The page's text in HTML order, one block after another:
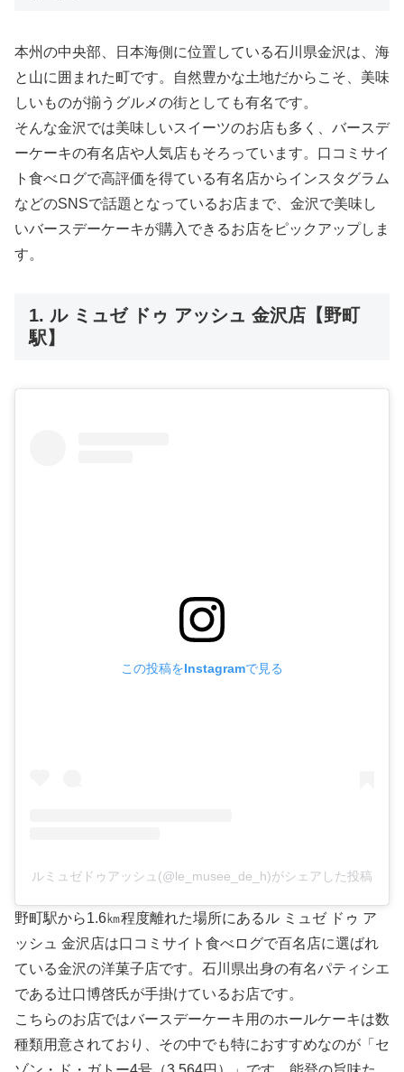
本州の中央部、日本海側に位置している石川県金沢は、海
と山に囲まれた町です。自然豊かな土地だからこそ、美味
しいものが揃うグルメの街としても有名です。
そんな金沢では美味しいスイーツのお店も多く、バースデ
ーケーキの有名店や人気店もそろっています。口コミサイ
ト食べログで高評価を得ている有名店からインスタグラム
などのSNSで話題となっているお店まで、金沢で美味し
いバースデーケーキが購入できるお店をピックアップしま
す。
1. ル ミュゼ ドゥ アッシュ 金沢店【野町
駅】
この投稿をInstagramで見る
ルミュゼドゥアッシュ(@le_musee_de_h)がシェアした投稿
野町駅から1.6㎞程度離れた場所にあるル ミュゼ ドゥ ア
ッシュ 金沢店は口コミサイト食べログで百名店に選ばれ
ている金沢の洋菓子店です。石川県出身の有名パティシエ
である辻口博啓氏が手掛けているお店です。
こちらのお店ではバースデーケーキ用のホールケーキは数
種類用意されており、その中でも特におすすめなのが「セ